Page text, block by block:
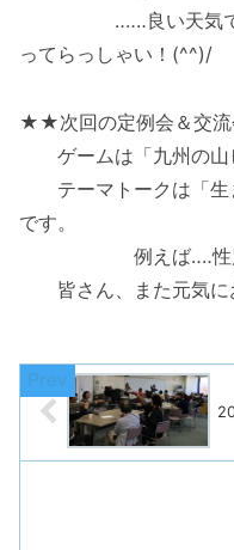
‥‥‥良い天気であ
ってらっしゃい！(^^)/
★★次回の定例会＆交
ゲームは「九州の山
テーマトークは「生
です。
例えば‥‥性別、
皆さん、また元気に